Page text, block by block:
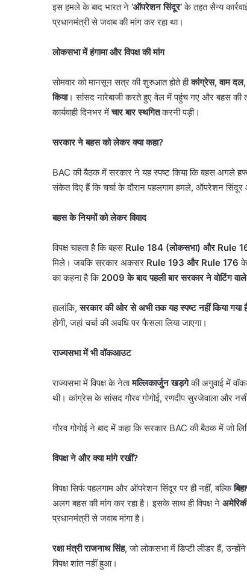
इस हमले के बाद भारत ने ‘ऑपरेशन सिंदूर‘के तहत सैन्य
प्रधानमंत्री से जवाब की मांग कर रहा था।
लोकसभा में हंगामा और विपक्ष की मांग
सोमवार को मानसून सत्र की शुरुआत होते हीकांग्रेस,वाम दल
किया। सांसद नारेबाजी करते हुए वेल में पहुंच गए और बहस
कार्यवाही दिनभर मेंचार बार स्थगितकरनी पड़ी।
सरकार ने बहस को लेकर क्या कहा?
BAC की बैठक में सरकार ने यह स्पष्ट किया कि बहस अगले
संकेत दिए हैं कि चर्चा के दौरान पहलगाम हमले, ऑपरेशन
बहस के नियमों को लेकर विवाद
विपक्ष चाहता है कि बहस Rule 184 (लोकसभा) और Rule
मिले। जबकि सरकार अकसर Rule 193 और Rule 176 के
का कहना है कि 2009के बाद पहली बार सरकार ने वोटिंग
हालांकि,सरकार की ओर से अभी तक यह स्पष्ट नहीं किया गया
होगी, जहां चर्चा की अवधि पर फैसला लिया जाएगा।
राज्यसभा में भी वॉकआउट
राज्यसभा में विपक्ष के नेतामल्लिकार्जुन खड़गेकी अगुवाई में
थी। कांग्रेस के सांसद गौरव गोगोई, रणदीप सुरजेवाला और
गौरव गोगोई ने बाद में कहा कि सरकार BAC की बैठक में जो
विपक्ष ने और क्या मांगे रखीं?
विपक्ष सिर्फ पहलगाम और ऑपरेशन सिंदूर पर ही नहीं, बल्कि
अलग बहस की मांग कर रहा है। इसके साथ ही विपक्ष ने
प्रधानमंत्री से जवाब मांगा है।
रक्षा मंत्री राजनाथ सिंह, जो लोकसभा में डिप्टी लीडर हैं,
विपक्ष शांत नहीं हुआ।
वेरिफिकेशन की अंतिम
बिना
गाड़ियों
को
मिलेगा
सुप्रीम
कोर्ट
संकेत
August 5, 2026
बिना इंश्योरेंस